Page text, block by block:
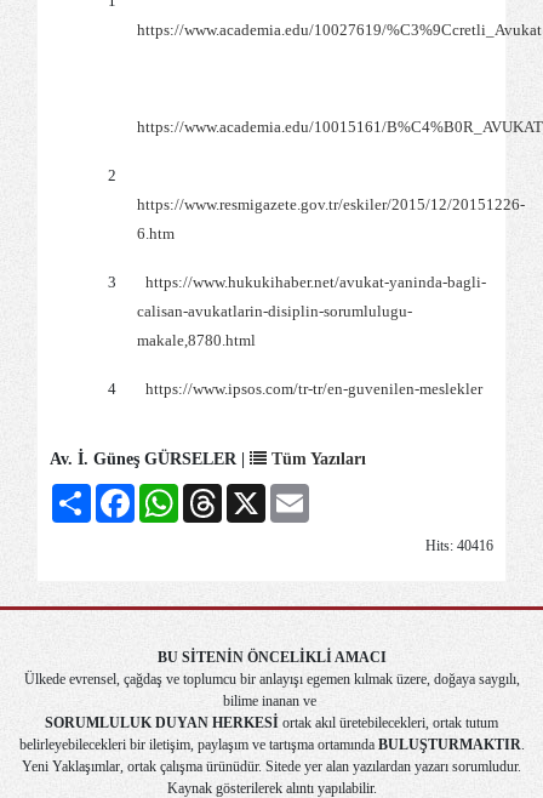
https://www.academia.edu/10027619/%C3%9Ccretli_Avukat
https://www.academia.edu/10015161/
2
https://www.resmigazete.gov.tr/eskiler/2015/12/20151226-
6.htm
3
https://www.hukukihaber.net/avukat-yaninda-bagli-
calisan-avukatlarin-disiplin-sorumlulugu-
makale,8780.html
4 https://www.ipsos.com/tr-tr/en-guvenilen-meslekler
Av. İ. Güneş GÜRSELER | Tüm Yazıları
Share FacebookWhatsAppThreads
X
Hits: 40416
BU SİTENİN ÖNCELİKLİ AMACI
Ülkede evrensel, çağdaş ve toplumcu bir anlayışı egemen kılmak üzere, doğaya saygılı,
bilime inanan ve
SORUMLULUK DUYAN HERKESİ ortak akıl üretebilecekleri, ortak tutum
belirleyebilecekleri bir iletişim, paylaşım ve tartışma ortamında BULUŞTURMAKTIR.
Yeni Yaklaşımlar, ortak çalışma ürünüdür. Sitede yer alan yazılardan yazarı sorumludur.
Kaynak gösterilerek alıntı yapılabilir.